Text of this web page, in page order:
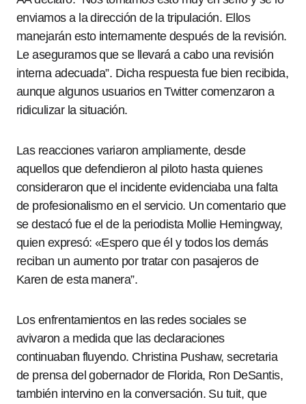
enviamos a la dirección de la tripulación. Ellos
manejarán esto internamente después de la revisión.
Le aseguramos que se llevará a cabo una revisión
interna adecuada”. Dicha respuesta fue bien recibida,
aunque algunos usuarios en Twitter comenzaron a
ridiculizar la situación.
Las reacciones variaron ampliamente, desde
aquellos que defendieron al piloto hasta quienes
consideraron que el incidente evidenciaba una falta
de profesionalismo en el servicio. Un comentario que
se destacó fue el de la periodista Mollie Hemingway,
quien expresó: «Espero que él y todos los demás
reciban un aumento por tratar con pasajeros de
Karen de esta manera”.
Los enfrentamientos en las redes sociales se
avivaron a medida que las declaraciones
continuaban fluyendo. Christina Pushaw, secretaria
de prensa del gobernador de Florida, Ron DeSantis,
también intervino en la conversación. Su tuit, que